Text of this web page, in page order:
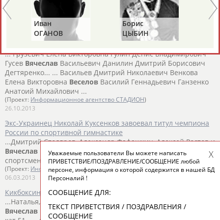
ВеселовДенис Валериевич Другов Юрий Геннадьевич ...
(Проект: Информационное агентство СТАДИОН)
14.11.2013
Список факелоносцев эстафеты олимпийского огня в
... Грузевич Елена Викторовна Гулин Денис Владимирович
Гусев Вячеслав Васильевич Данилин Дмитрий Борисович
Дегтяренко... ... Васильев Дмитрий Николаевич Венкова
Елена Викторовна Веселов Василий Геннадьевич Ганзенко
Анатоий Михайлович ...
(Проект: Информационное агентство СТАДИОН)
26.10.2013
Экс-Украинец Николай Куксенков завоевал титул чемпиона
России по спортивной гимнастике
...Дмитрий Столяров, Александр Фафашкин, Алексей Ростов и
Вячеслав
Веселов. Бронзовыми призерами стали
спортсмены...
(Проект: Информационное агентство СТАДИОН )
06.03.2013
Кикбоксинг под силу и мужчинам, и женщинам!
...Наталья, Москва, КИТЭК /70 кг./; У мужчин - Каняев
Вячеслав Кемеровская обл., Ленинск-Кузнецкий /вес.
Иван
ОГАНОВ
Борис
ЦЫБИН
Уважаемые пользователи Вы можете написать
ПРИВЕТСТВИЕ/ПОЗДРАВЛЕНИЕ/СООБЩЕНИЕ любой
персоне, информация о которой содержится в нашей БД
Персоналий !
СООБЩЕНИЕ ДЛЯ:
ТЕКСТ ПРИВЕТСТВИЯ / ПОЗДРАВЛЕНИЯ /
СООБЩЕНИЕ